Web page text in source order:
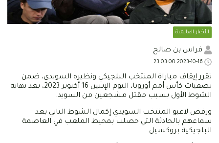
الأخبار العالمية
فراس بن صالح
تقرر إيقاف مباراة المنتخب البلجيكي ونظيره السويدي، ضمن
تصفيات كأس أمم أوروبا، اليوم الإثنين 16 أكتوبر 2023، بعد نهاية
الشوط الأول بسبب مقتل مشجعين من السويد.
ورفض لاعبو المنتخب السويدي إكمال الشوط الثاني بعد
سماعهم بالحادثة التي حصلت بمحيط الملعب في العاصمة
البلجيكية بروكسيل.